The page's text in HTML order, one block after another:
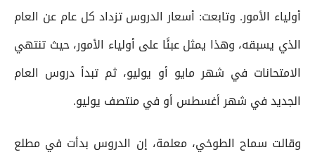
أولياء الأمور. وتابعت: أسعار الدروس تزداد كل عام عن العام
الذي يسبقه، وهذا يمثل عبئًا على أولياء الأمور، حيث تنتهي
الامتحانات في شهر مايو أو يوليو، ثم تبدأ دروس العام
الجديد في شهر أغسطس أو في منتصف يوليو.
وقالت سماح الطوخي، معلمة، إن الدروس بدأت في مطلع